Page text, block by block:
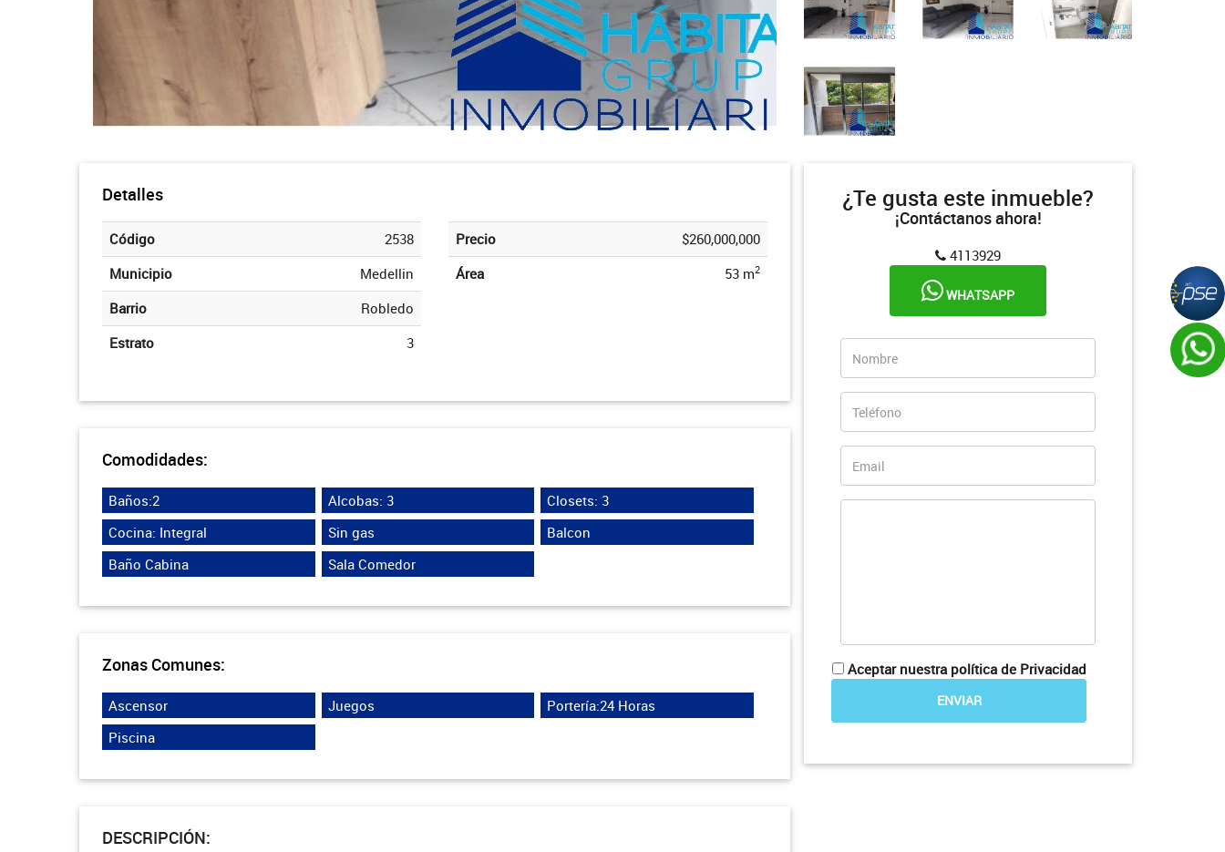
Detalles
Código
2538
Municipio
Medellin
Barrio
Robledo
Estrato
3
Precio
$260,000,000
Área
53 m2
Comodidades:
Baños:2 Alcobas: 3
Closets: 3
Cocina: Integral
Sin gas
Balcon
Baño Cabina
Sala Comedor
Zonas Comunes:
Ascensor Juegos
Portería:24 Horas
Piscina
DESCRIPCIÓN:
¿Te gusta este inmueble?
¡Contáctanos ahora!
4113929
WHATSAPP
Aceptar nuestra política de Privacidad